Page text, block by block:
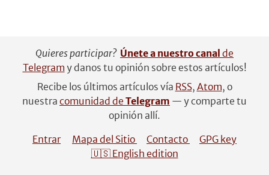
Quieres participar? Únete a nuestro canal de
Telegram y danos tu opinión sobre estos artículos!
Recibe los últimos artículos vía RSS, Atom, o
nuestra comunidad de Telegram — y comparte tu
opinión allí.
Entrar
Mapa del Sitio Contacto
GPG key
🇺🇸 English edition